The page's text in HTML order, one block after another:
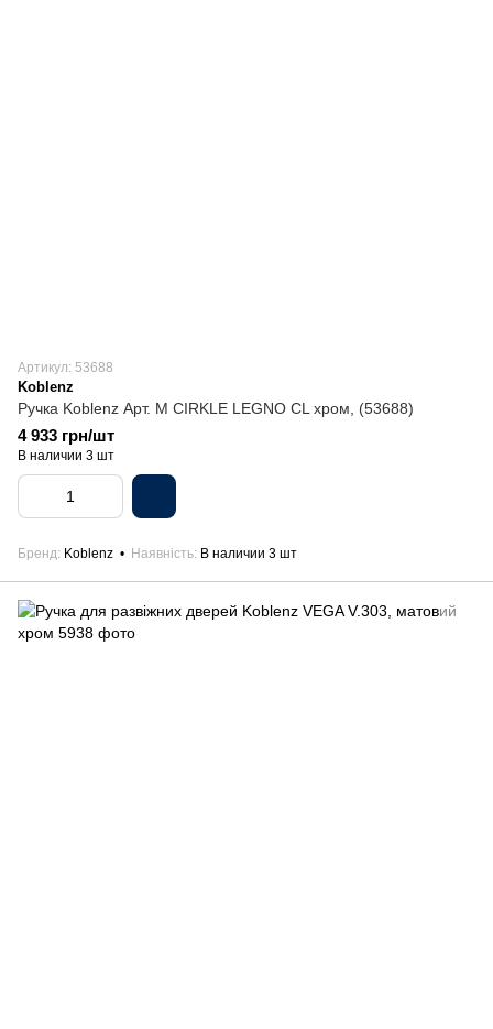
Артикул: 53688
Koblenz
Ручка Koblenz Арт. M CIRKLE LEGNO CL хром, (53688)
4 933 грн/шт
В наличии 3 шт
Бренд Koblenz Наявність В наличии 3 шт